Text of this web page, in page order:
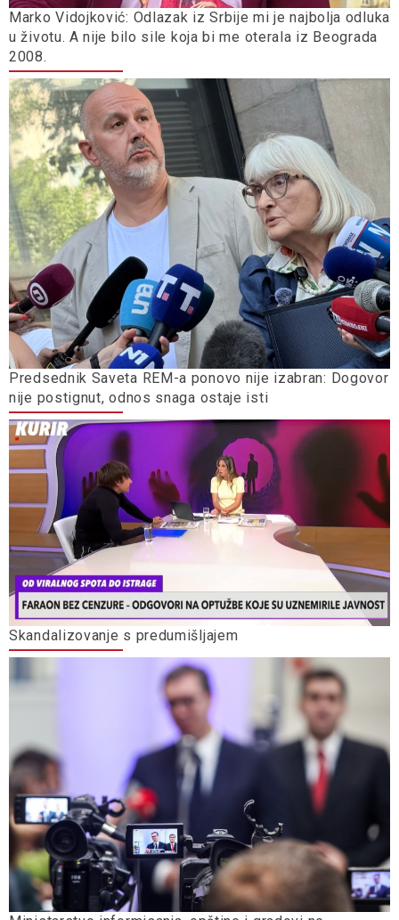
Marko Vidojković: Odlazak iz Srbije mi je najbolja odluka
u životu. A nije bilo sile koja bi me oterala iz Beograda
2008.
Predsednik Saveta REM-a ponovo nije izabran: Dogovor
nije postignut, odnos snaga ostaje isti
Skandalizovanje s predumišljajem